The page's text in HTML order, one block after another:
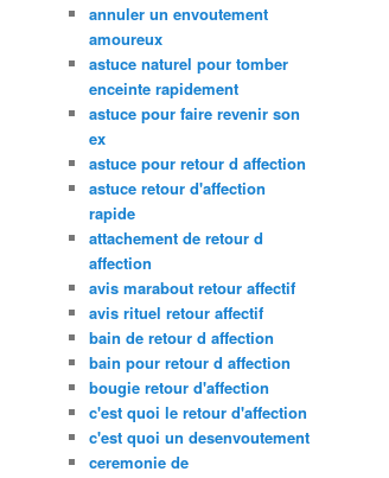
annuler un envoutement
amoureux
astuce naturel pour tomber
enceinte rapidement
astuce pour faire revenir son
ex
astuce pour retour d affection
astuce retour d'affection
rapide
attachement de retour d
affection
avis marabout retour affectif
avis rituel retour affectif
bain de retour d affection
bain pour retour d affection
bougie retour d'affection
c'est quoi le retour d'affection
c'est quoi un desenvoutement
ceremonie de